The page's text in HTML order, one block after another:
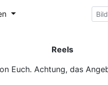
Reels
Euch. Achtung, das